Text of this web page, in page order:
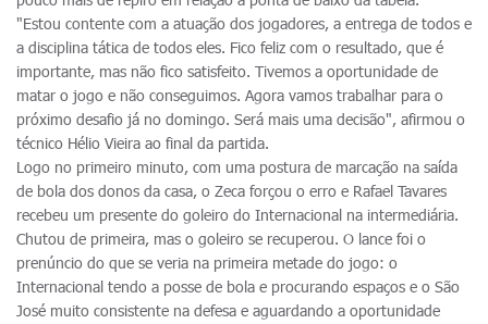
"Estou contente com a atuação dos jogadores, a entrega de todos e
a disciplina tática de todos eles. Fico feliz com o resultado, que é
importante, mas não fico satisfeito. Tivemos a oportunidade de
matar o jogo e não conseguimos. Agora vamos trabalhar para o
próximo desafio já no domingo. Será mais uma decisão", afirmou o
técnico Hélio Vieira ao final da partida.
Logo no primeiro minuto, com uma postura de marcação na saída
de bola dos donos da casa, o Zeca forçou o erro e Rafael Tavares
recebeu um presente do goleiro do Internacional na intermediária.
Chutou de primeira, mas o goleiro se recuperou. O lance foi o
prenúncio do que se veria na primeira metade do jogo: o
Internacional tendo a posse de bola e procurando espaços e o São
José muito consistente na defesa e aguardando a oportunidade